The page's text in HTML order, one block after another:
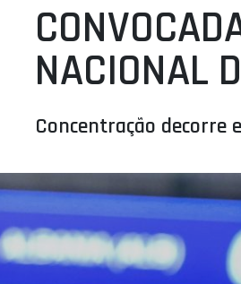
COMPETIÇÕES
ASSOCIAÇÕES
CLUBES
AGENTES
AGENDA
SELEÇÕES
MINIBASQUETE
ÁREA TÉCNICA
PROJETOS
NACIONAL
Concentração decorre